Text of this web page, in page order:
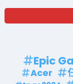
Epic
Acer